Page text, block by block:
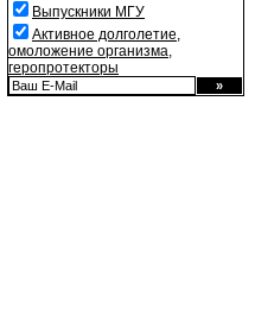
Выпускники МГУ
Активное долголетие,
омоложение организма,
геропротекторы